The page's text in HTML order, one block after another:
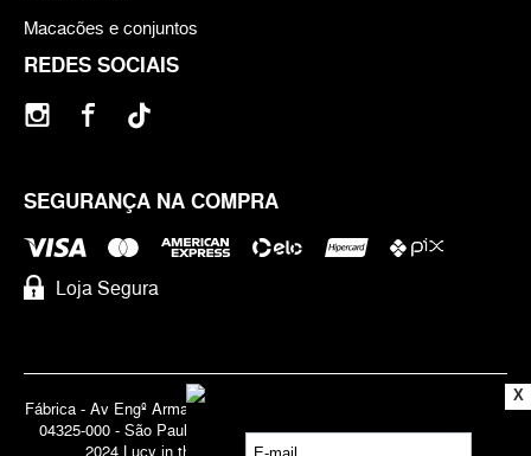
REDES SOCIAIS
SEGURANÇA NA COMPRA
Loja Segura
Macacões e conjuntos
Fábrica - Av Engº Armando de Arruda Pereira, 3888 - Jabaquara | Cep
04325-000 - São Paulo - SP - Brasil CNPJ 71.947.691/0001-83 | ©
2024 Lucy in the Sky | Todos os direitos reservados.
X